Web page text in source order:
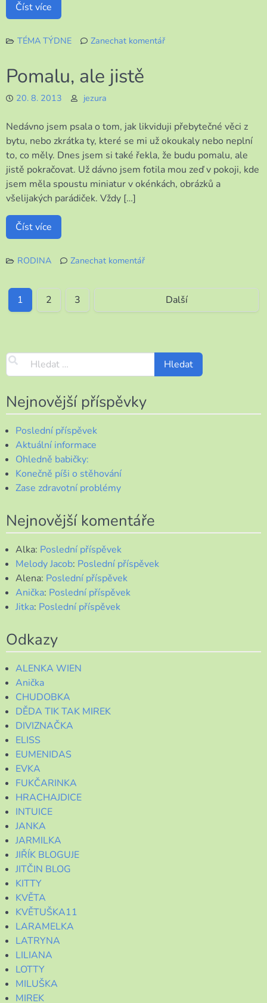
Číst více
TÉMA TÝDNE
Zanechat komentář
Pomalu, ale jistě
20. 8. 2013 jezura
Nedávno jsem psala o tom, jak likviduji přebytečné věci z
bytu, nebo zkrátka ty, které se mi už okoukaly nebo neplní
to, co měly. Dnes jsem si také řekla, že budu pomalu, ale
jistě pokračovat. Už dávno jsem fotila mou zeď v pokoji, kde
jsem měla spoustu miniatur v okénkách, obrázků a
všelijakých parádiček. Vždy […]
Číst více
RODINA
Zanechat komentář
jistě
1 2 3 Další
Nejnovější příspěvky
Poslední příspěvek
Aktuální informace
Ohledně babičky:
Konečně píši o stěhování
Zase zdravotní problémy
Nejnovější komentáře
Alka: Poslední příspěvek
Melody Jacob: Poslední příspěvek
Alena: Poslední příspěvek
Anička: Poslední příspěvek
Jitka: Poslední příspěvek
Odkazy
ALENKA WIEN
Anička
CHUDOBKA
DĚDA TIK TAK MIREK
DIVIZNAČKA
ELISS
EUMENIDAS
EVKA
FUKČARINKA
HRACHAJDICE
INTUICE
JANKA
JARMILKA
JIŘÍK BLOGUJE
JITČIN BLOG
KITTY
KVĚTA
KVĚTUŠKA11
LARAMELKA
LATRYNA
LILIANA
LOTTY
MILUŠKA
MIREK